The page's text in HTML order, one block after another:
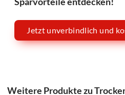
Jetzt unverbindlich und
Weitere Produkte zu